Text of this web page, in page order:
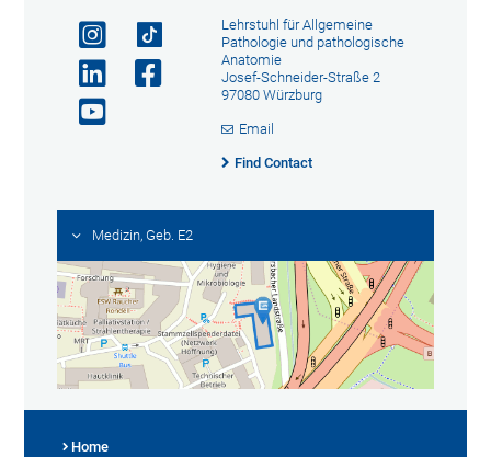
Lehrstuhl für Allgemeine
Pathologie und pathologische
Anatomie
Josef-Schneider-Straße 2
97080 Würzburg
Email
Find Contact
Medizin, Geb. E2
Home